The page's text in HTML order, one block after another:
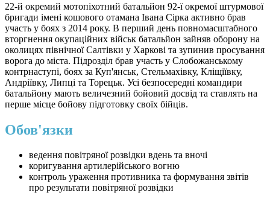
22-й окремий мотопіхотний батальйон 92-ї окремої штурмової
бригади імені кошового отамана Івана Сірка активно брав
участь у боях з 2014 року. В перший день повномасштабного
вторгнення окупаційних військ батальйон зайняв оборону на
околицях північної Салтівки у Харкові та зупинив просування
ворога до міста. Підрозділ брав участь у Слобожанському
контрнаступі, боях за Куп'янськ, Стельмахівку, Кліщіївку,
Андріївку, Липці та Торецьк. Усі безпосередні командири
батальйону мають величезний бойовий досвід та ставлять на
перше місце бойову підготовку своїх бійців.
Обов'язки
ведення повітряної розвідки вдень та вночі
коригування артилерійського вогню
контроль ураження противника та формування звітів
про результати повітряної розвідки